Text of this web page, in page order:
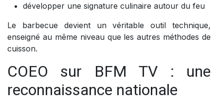
développer une signature culinaire autour du feu
Le barbecue devient un véritable outil technique,
enseigné au même niveau que les autres méthodes de
cuisson.
COEO sur BFM TV : une
reconnaissance nationale